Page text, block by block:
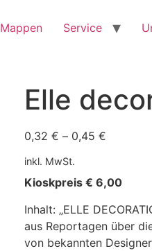
Mappen Service
Elle
0,32 € – 0,45 €
inkl. MwSt.
Kioskpreis € 6,00
Inhalt: „ELLE
aus Reportagen über
von bekannten